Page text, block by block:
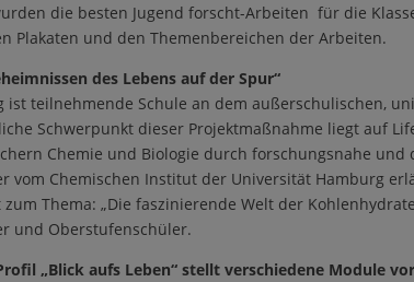
die besten Jugend forscht-Arbeiten für die
Plakaten und den Themenbereichen der Arbeiten.
des Lebens auf der Spur“
ist teilnehmende Schule an dem außerschulischen,
Schwerpunkt dieser Projektmaßnahme liegt auf
Chemie und Biologie durch forschungsnahe
vom Chemischen Institut der Universität Hamburg
Thema: „Die faszinierende Welt der
und Oberstufenschüler.
„Blick aufs Leben“ stellt verschiedene Module vor